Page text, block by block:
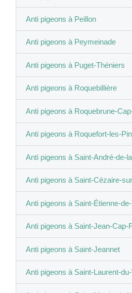
Anti pigeons à Peillon
Anti pigeons à Peymeinade
Anti pigeons à Puget-Théniers
Anti pigeons à Roquebillière
Anti pigeons à Roquebrune-
Anti pigeons à Roquefort-les-
Anti pigeons à Saint-André-de-
Anti pigeons à Saint-Cézaire-
Anti pigeons à Saint-Étienne-
Anti pigeons à Saint-Jean-Cap-
Anti pigeons à Saint-Jeannet
Anti pigeons à Saint-Laurent-